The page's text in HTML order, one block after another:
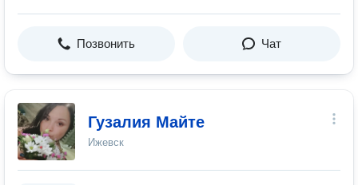
Позвонить Чат
Гузалия Майте
Ижевск